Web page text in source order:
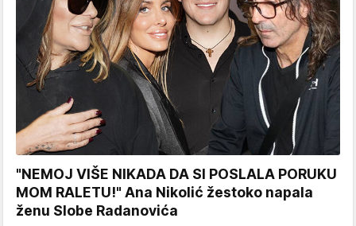
"NEMOJ VIŠE NIKADA DA SI POSLALA PORUKU
MOM RALETU!" Ana Nikolić žestoko napala
ženu Slobe Radanovića